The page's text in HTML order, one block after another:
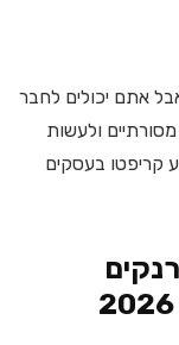
אתם יכולים לחבר
ולעשות
קריפטו בעסקים
מומלץ: 10 הארנקים